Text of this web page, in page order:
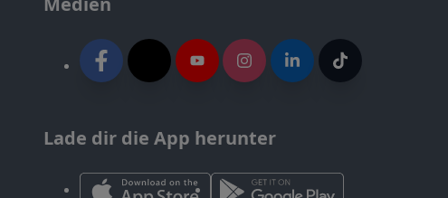
Lade dir die App herunter